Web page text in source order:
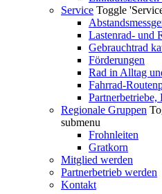
Service Toggle
Lastenrad- und
Gebrauchtrad
Förderungen
Rad in Alltag
Fahrrad-
Partnerbetriebe,
Regionale Gruppen
submenu
Frohnleiten
Gratkorn
Mitglied werden
Partnerbetrieb werden
Kontakt